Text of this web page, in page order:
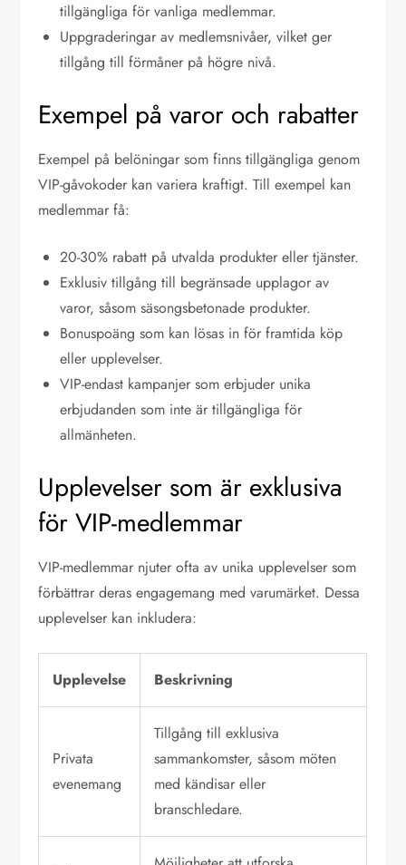
tillgängliga för vanliga medlemmar.
Uppgraderingar av medlemsnivåer, vilket ger
tillgång till förmåner på högre nivå.
Exempel på varor och rabatter
Exempel på belöningar som finns tillgängliga genom
VIP-gåvokoder kan variera kraftigt. Till exempel kan
medlemmar få:
20-30% rabatt på utvalda produkter eller tjänster.
Exklusiv tillgång till begränsade upplagor av
varor, såsom säsongsbetonade produkter.
Bonuspoäng som kan lösas in för framtida köp
eller upplevelser.
VIP-endast kampanjer som erbjuder unika
erbjudanden som inte är tillgängliga för
allmänheten.
Upplevelser som är exklusiva
för VIP-medlemmar
VIP-medlemmar njuter ofta av unika upplevelser som
förbättrar deras engagemang med varumärket. Dessa
upplevelser kan inkludera:
Upplevelse Beskrivning
Privata
evenemang
Tillgång till exklusiva
sammankomster, såsom möten
med kändisar eller
branschledare.